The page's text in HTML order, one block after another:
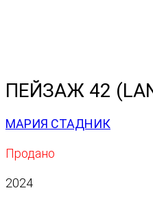
ПЕЙЗАЖ 42
МАРИЯ СТАДНИК
Продано
2024